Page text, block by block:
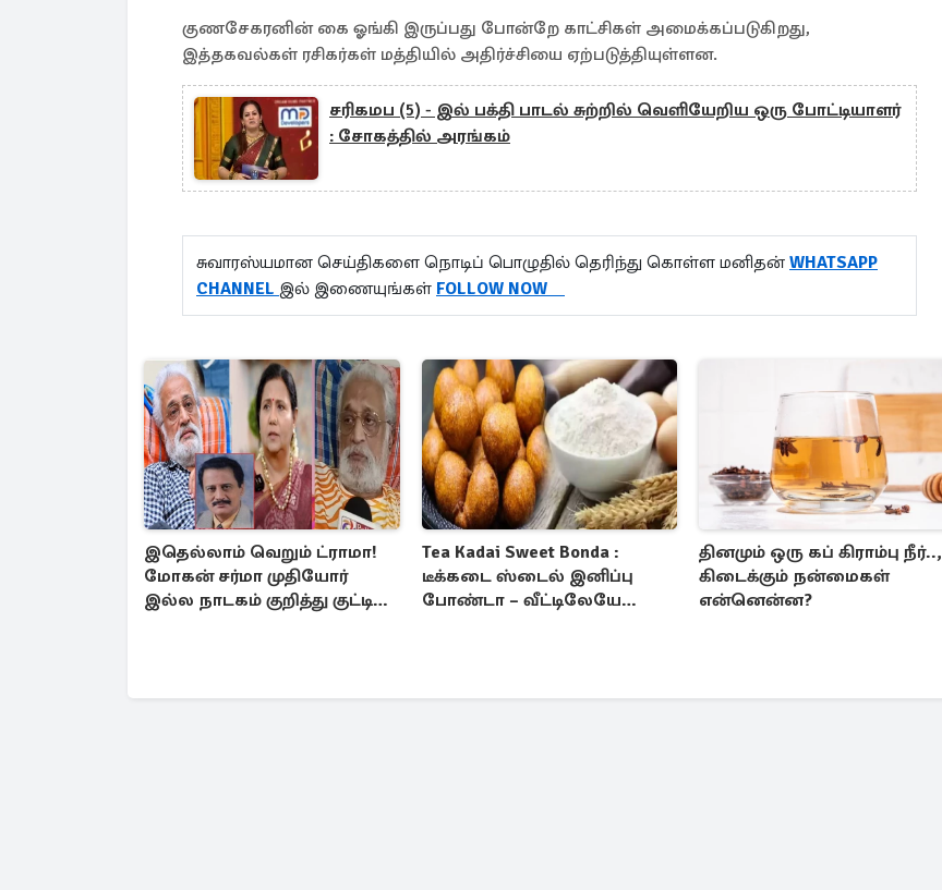
குணசேகரனின் கை ஓங்கி இருப்பது போன்றே காட்சிகள் அமைக்கப்படுகிறது,
இத்தகவல்கள் ரசிகர்கள் மத்தியில் அதிர்ச்சியை ஏற்படுத்தியுள்ளன.
சரிகமப (5) - இல் பக்தி பாடல் சுற்றில் வெளியேறிய ஒரு போட்டியாளர்
: சோகத்தில் அரங்கம்
சுவாரஸ்யமான செய்திகளை நொடிப் பொழுதில் தெரிந்து கொள்ள மனிதன் WHATSAPP
CHANNEL இல் இணையுங்கள் FOLLOW NOW
இதெல்லாம் வெறும் ட்ராமா!
மோகன் சர்மா முதியோர்
இல்ல நாடகம் குறித்து குட்டி
Tea Kadai Sweet Bonda :
டீக்கடை ஸ்டைல் இனிப்பு
போண்டா – வீட்டிலேயே
தினமும் ஒரு கப் கிராம்பு நீர்..,
கிடைக்கும் நன்மைகள்
என்னென்ன?